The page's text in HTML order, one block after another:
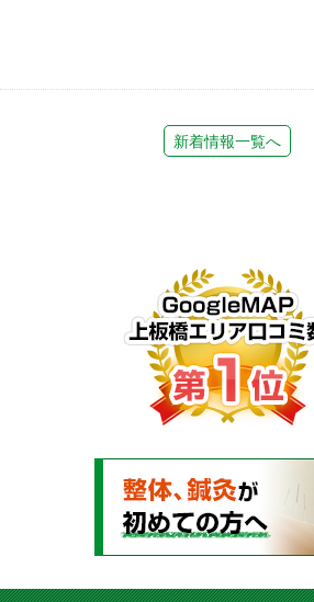
新着情報一覧へ